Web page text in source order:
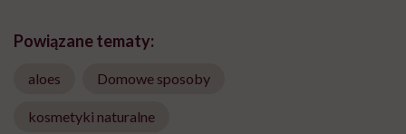
Powiązane tematy:
aloes Domowe sposoby
kosmetyki naturalne